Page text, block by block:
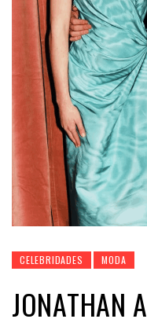
CELEBRIDADES MODA
JONATHAN